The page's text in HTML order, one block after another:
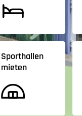
Sporthallen
mieten